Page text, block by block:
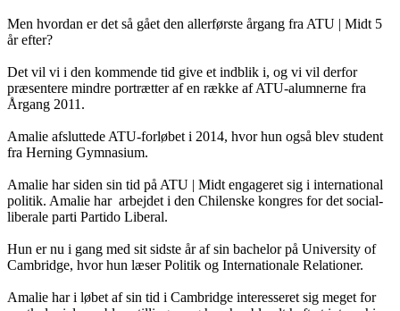
Men hvordan er det så gået den allerførste årgang fra ATU | Midt 5
år efter?
Det vil vi i den kommende tid give et indblik i, og vi vil derfor
præsentere mindre portrætter af en række af ATU-alumnerne fra
Årgang 2011.
Amalie afsluttede ATU-forløbet i 2014, hvor hun også blev student
fra Herning Gymnasium.
Amalie har siden sin tid på ATU | Midt engageret sig i international
politik. Amalie har arbejdet i den Chilenske kongres for det social-
liberale parti Partido Liberal.
Hun er nu i gang med sit sidste år af sin bachelor på University of
Cambridge, hvor hun læser Politik og Internationale Relationer.
Amalie har i løbet af sin tid i Cambridge interesseret sig meget for